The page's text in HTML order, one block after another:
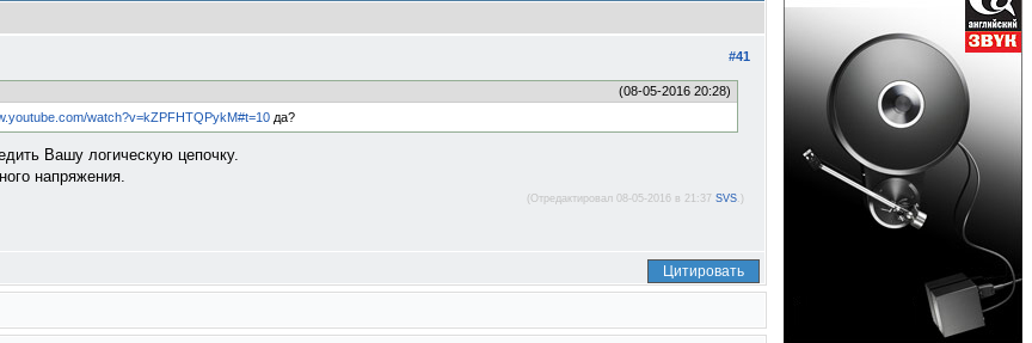
#41
(08-05-2016 20:28)
watch?v=kZPFHTQPykM#t=10 да?
Вашу логическую цепочку.
напряжения.
(Отредактировал 08-05-2016 в 21:37 SVS.)
Цитировать